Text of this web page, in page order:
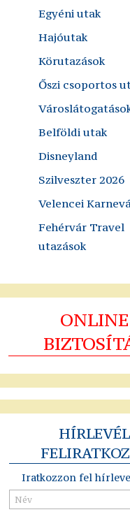
Egyéni utak
Hajóutak
Körutazások
Őszi csoportos
Belföldi utak
Disneyland
Szilveszter 2026
Velencei
Fehérvár Travel
utazások
ONLINE
HÍRLEVÉL
Iratkozzon fel